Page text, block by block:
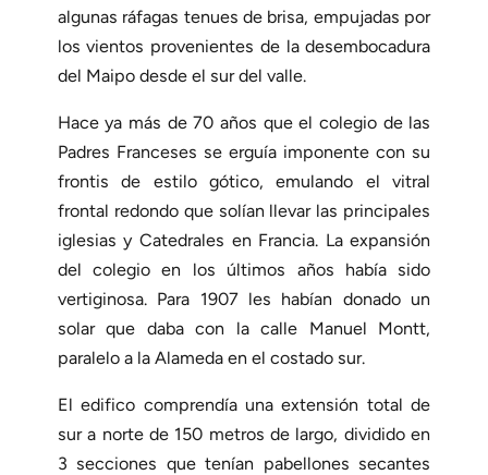
algunas ráfagas tenues de brisa, empujadas por
los vientos provenientes de la desembocadura
del Maipo desde el sur del valle.
Hace ya más de 70 años que el colegio de las
Padres Franceses se erguía imponente con su
frontis de estilo gótico, emulando el vitral
frontal redondo que solían llevar las principales
iglesias y Catedrales en Francia. La expansión
del colegio en los últimos años había sido
vertiginosa. Para 1907 les habían donado un
solar que daba con la calle Manuel Montt,
paralelo a la Alameda en el costado sur.
El edifico comprendía una extensión total de
sur a norte de 150 metros de largo, dividido en
3 secciones que tenían pabellones secantes